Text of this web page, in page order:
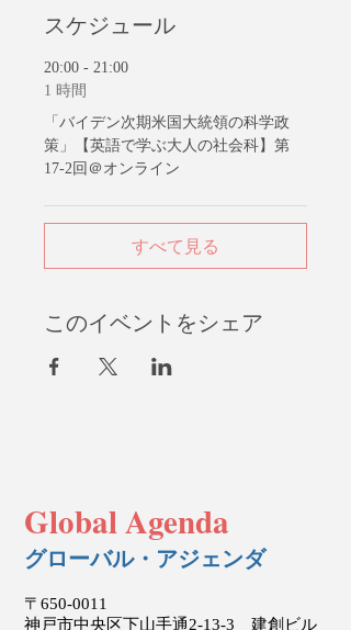
スケジュール
20:00 - 21:00
1 時間
「バイデン次期米国大統領の科学政
策」【英語で学ぶ大人の社会科】第
17-2回＠オンライン
すべて見る
このイベントをシェア
Global Agenda
グローバル・アジェンダ
〒650-0011
神戸市中央区下山手通2-13-3 建創ビル